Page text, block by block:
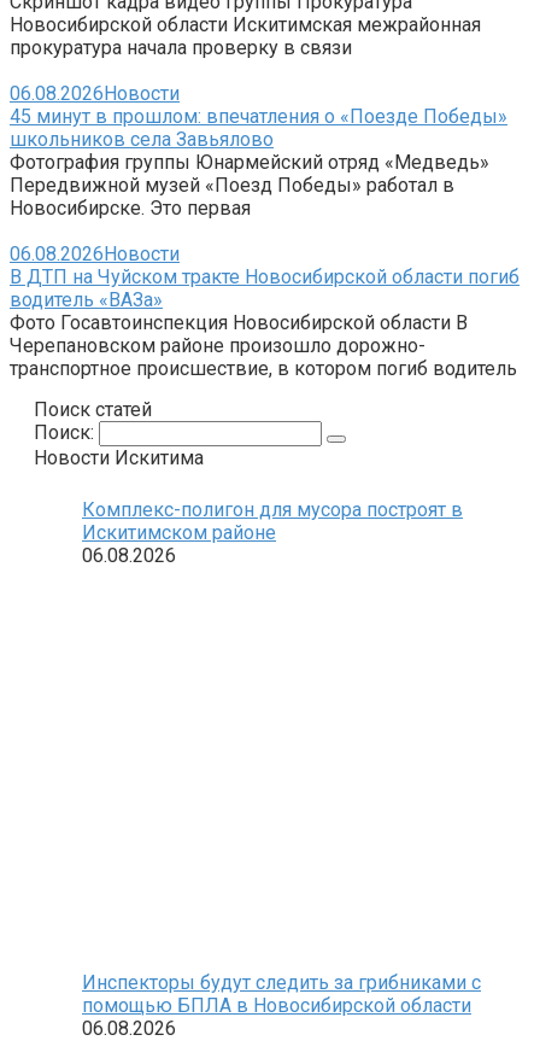
Новосибирской области Искитимская межрайонная
прокуратура начала проверку в связи
06.08.2026Новости
45 минут в прошлом: впечатления о «Поезде Победы»
школьников села Завьялово
Фотография группы Юнармейский отряд «Медведь»
Передвижной музей «Поезд Победы» работал в
Новосибирске. Это первая
06.08.2026Новости
В ДТП на Чуйском тракте Новосибирской области погиб
водитель «ВАЗа»
Фото Госавтоинспекция Новосибирской области В
Черепановском районе произошло дорожно-
транспортное происшествие, в котором погиб водитель
Поиск статей
Поиск:
Новости Искитима
Комплекс-полигон для мусора построят в
Искитимском районе
06.08.2026
Инспекторы будут следить за грибниками с
помощью БПЛА в Новосибирской области
06.08.2026